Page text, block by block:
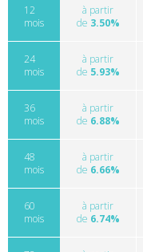
12
mois
à partir
de 3.50%
24
mois
à partir
de 5.93%
36
mois
à partir
de 6.88%
48
mois
à partir
de 6.66%
60
mois
à partir
de 6.74%